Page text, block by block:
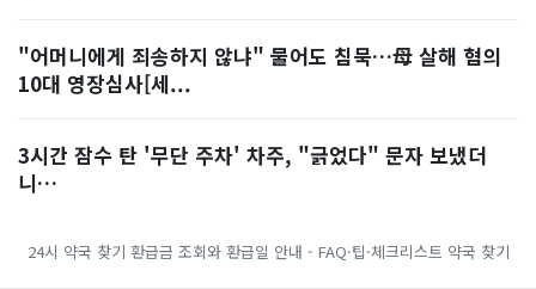
"어머니에게 죄송하지 않냐" 물어도 침묵…母 살해 혐의
10대 영장심사[세...
3시간 잠수 탄 '무단 주차' 차주, "긁었다" 문자 보냈더
니…
24시 약국 찾기 환급금 조회와 환급일 안내 - FAQ·팁·체크리스트 약국 찾기